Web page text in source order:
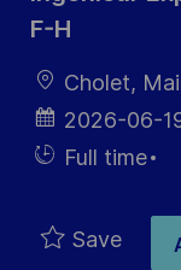
F-H
LocationCholet,
Posted
Date
2026-06-
HiringFull time
Save